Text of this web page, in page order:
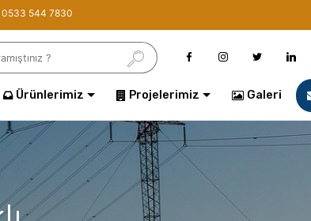
Ürünlerimiz Projelerimiz Galeri
0533 544 7830